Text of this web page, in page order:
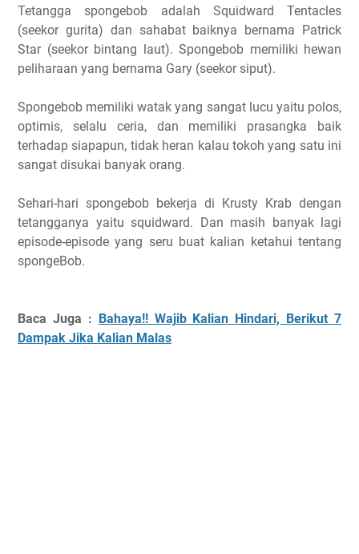
Tetangga spongebob adalah Squidward Tentacles
(seekor gurita) dan sahabat baiknya bernama Patrick
Star (seekor bintang laut). Spongebob memiliki hewan
peliharaan yang bernama Gary (seekor siput).
Spongebob memiliki watak yang sangat lucu yaitu polos,
optimis, selalu ceria, dan memiliki prasangka baik
terhadap siapapun, tidak heran kalau tokoh yang satu ini
sangat disukai banyak orang.
Sehari-hari spongebob bekerja di Krusty Krab dengan
tetangganya yaitu squidward. Dan masih banyak lagi
episode-episode yang seru buat kalian ketahui tentang
spongeBob.
Baca Juga : Bahaya!! Wajib Kalian Hindari, Berikut 7
Dampak Jika Kalian Malas